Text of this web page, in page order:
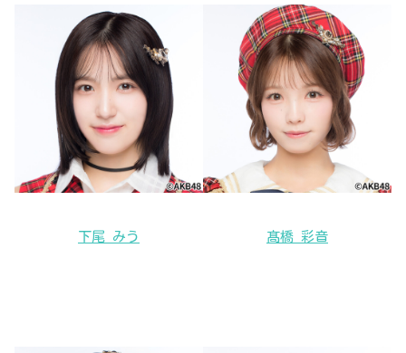
下尾 みう 髙橋 彩音